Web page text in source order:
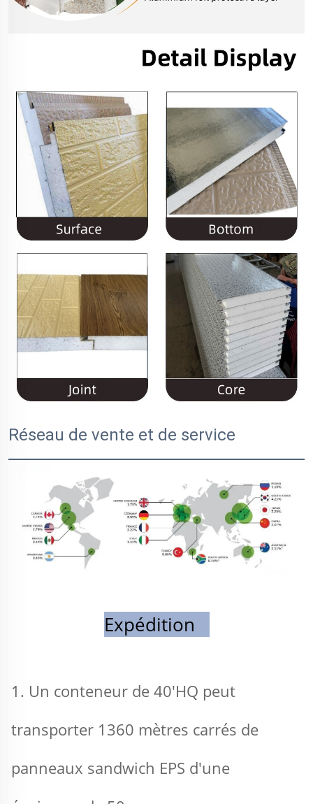
Réseau de vente et de service
Expédition
1. Un conteneur de 40'HQ peut
transporter 1360 mètres carrés de
panneaux sandwich EPS d'une